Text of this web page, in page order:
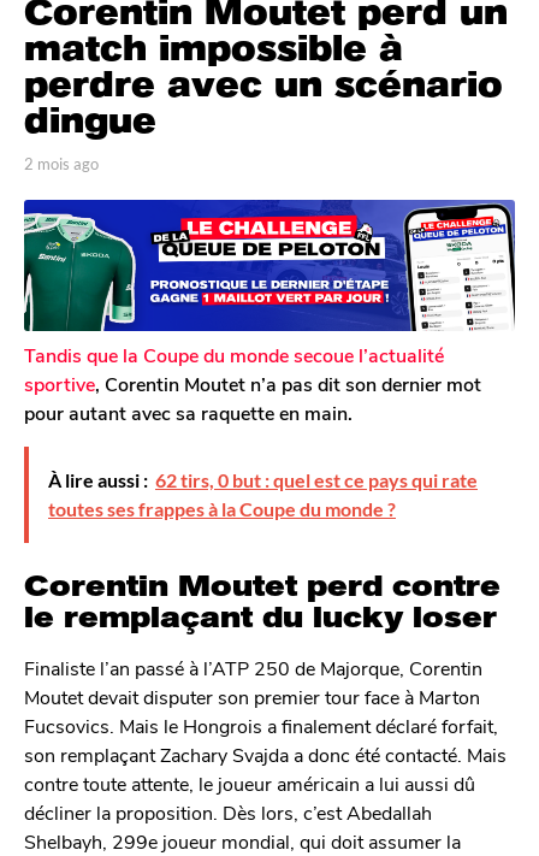
m
i
a
2
m
o
i
s
a
g
o
Corentin Moutet perd un
match impossible à
perdre avec un scénario
dingue
p
r
T
o
m
G
a
l
r
o
n
2 mois ago
i
s
g
o
Tandis que la Coupe du monde secoue l’actualité
sportive, Corentin Moutet n’a pas dit son dernier mot
pour autant avec sa raquette en main.
À lire aussi : 62 tirs, 0 but : quel est ce pays qui rate
toutes ses frappes à la Coupe du monde ?
Corentin Moutet perd contre
le remplaçant du lucky loser
Finaliste l’an passé à l’ATP 250 de Majorque, Corentin
Moutet devait disputer son premier tour face à Marton
Fucsovics. Mais le Hongrois a finalement déclaré forfait,
son remplaçant Zachary Svajda a donc été contacté. Mais
contre toute attente, le joueur américain a lui aussi dû
décliner la proposition. Dès lors, c’est Abedallah
Shelbayh, 299e joueur mondial, qui doit assumer la